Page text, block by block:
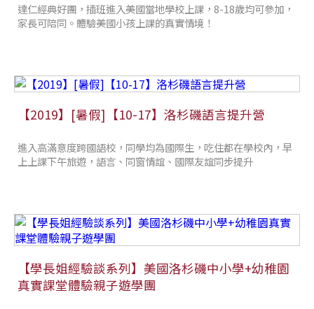
達仁經典好團，插班進入美國當地學校上課，8-18歲均可參加，
家長可陪同。體驗美國小孩上課的真實情境！
【2019】[暑假]【10-17】洛杉磯語言提升營
進入高滿意度跨國語校，同學均為國際生，吃住都在學校內，早
上上課下午旅遊，語言、同窗情誼、國際友誼同步提升
【學長姐經驗談系列】美國洛杉磯中小學+幼稚園
真實課堂體驗親子遊學團